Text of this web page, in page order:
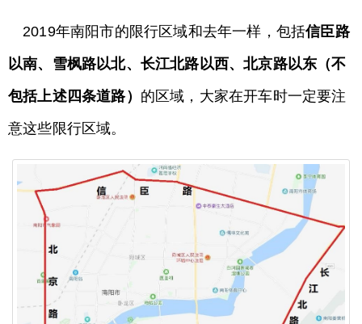
2019年南阳市的限行区域和去年一样，包括信臣路
以南、雪枫路以北、长江北路以西、北京路以东（不
包括上述四条道路） 的区域，大家在开车时一定要注
意这些限行区域。